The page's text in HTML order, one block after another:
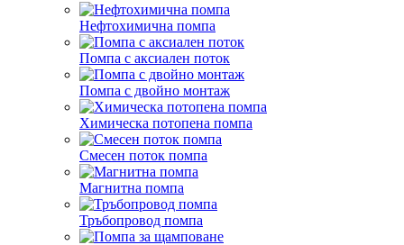
Нефтохимична помпа
Помпа с аксиален поток
Помпа с двойно монтаж
Химическа потопена помпа
Смесен поток помпа
Магнитна помпа
Тръбопровод помпа